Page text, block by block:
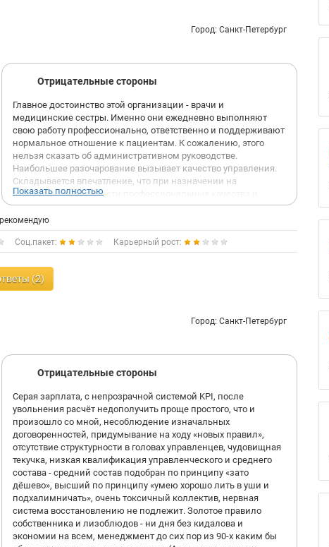
Город: Санкт-Петербург
Отрицательные стороны
Главное достоинство этой организации - врачи и
медицинские сестры. Именно они ежедневно выполняют
свою работу профессионально, ответственно и поддерживают
нормальное отношение к пациентам. К сожалению, этого
нельзя сказать об административном руководстве.
Наибольшее разочарование вызывает качество управления.
Складывается впечатление, что при назначении на
руководящие должности профессиональные качества и
управленческий опыт играют далеко не главную роль. Многие
решения руководства выглядят непоследовательными и
негативно отражаются на рабочем процессе.
Отдельно хочется отметить атмосферу внутри коллектива.
администрацией фактически культивируется практика
доносов, пересказов чужих разговоров и распространения
выше компетентности и добросовестного выполнения своих
управленческого опыта, что неизбежно сказывается на
внимательно уточнять круг обязанностей до трудоустройства.
Информация в вакансии далека от полной картины:
значительная часть функций и дополнительной нагрузки
становится известна уже после выхода на работу. Создается
впечатление, что реальные требования намеренно не
раскрываются, чтобы сделать вакансию более
привлекательной на этапе подбора персонала.
Показать полностью
Соц.пакет: Карьерный рост:
(2)
Город: Санкт-Петербург
Отрицательные стороны
Серая зарплата, с непрозрачной системой KPI, после
увольнения расчёт недополучить проще простого, что и
произошло со мной, несоблюдение изначальных
договоренностей, придумывание на ходу «новых правил»,
отсутствие структурности в головах управленцев, чудовищная
текучка, низкая квалификация управленческого и среднего
состава - средний состав подобран по принципу «зато
дёшево», высший по принципу «умею хорошо лить в уши и
подхалимничать», очень токсичный коллектив, нервная
система восстановлению не подлежит. Золотое правило
собственника и лизоблюдов - ни дня без кидалова и
экономии на всем, менеджмент до сих пор из 90-х каким бы